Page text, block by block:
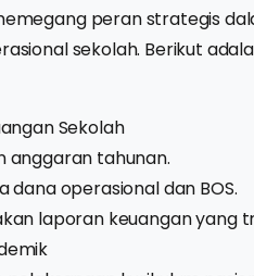
peran strategis
sekolah. Berikut
Sekolah
anggaran tahunan.
dana operasional dan BOS.
laporan keuangan yang